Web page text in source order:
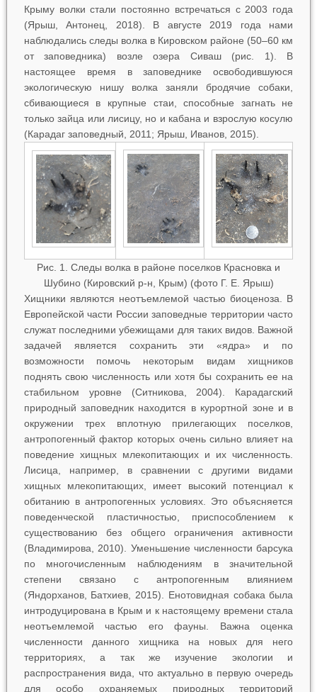
Крыму волки стали постоянно встречаться с 2003 года
(Ярыш, Антонец, 2018). В августе 2019 года нами
наблюдались следы волка в Кировском районе (50–60 км
от заповедника) возле озера Сиваш (рис. 1). В
настоящее время в заповеднике освободившуюся
экологическую нишу волка заняли бродячие собаки,
сбивающиеся в крупные стаи, способные загнать не
только зайца или лисицу, но и кабана и взрослую косулю
(Карадаг заповедный, 2011; Ярыш, Иванов, 2015).
Рис. 1. Следы волка в районе поселков Красновка и
Шубино (Кировский р-н, Крым) (фото Г. Е. Ярыш)
Хищники являются неотъемлемой частью биоценоза. В
Европейской части России заповедные территории часто
служат последними убежищами для таких видов. Важной
задачей является сохранить эти «ядра» и по
возможности помочь некоторым видам хищников
поднять свою численность или хотя бы сохранить ее на
стабильном уровне (Ситникова, 2004). Карадагский
природный заповедник находится в курортной зоне и в
окружении трех вплотную прилегающих поселков,
антропогенный фактор которых очень сильно влияет на
поведение хищных млекопитающих и их численность.
Лисица, например, в сравнении с другими видами
хищных млекопитающих, имеет высокий потенциал к
обитанию в антропогенных условиях. Это объясняется
поведенческой пластичностью, приспособлением к
существованию без общего ограничения активности
(Владимирова, 2010). Уменьшение численности барсука
по многочисленным наблюдениям в значительной
степени связано с антропогенным влиянием
(Яндорханов, Батхиев, 2015). Енотовидная собака была
интродуцирована в Крым и к настоящему времени стала
неотъемлемой частью его фауны. Важна оценка
численности данного хищника на новых для него
территориях, а так же изучение экологии и
распространения вида, что актуально в первую очередь
для особо охраняемых природных территорий